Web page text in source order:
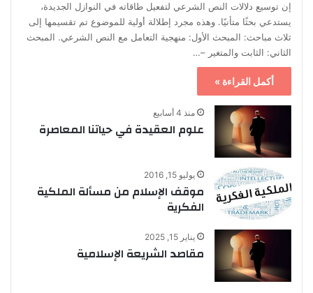
إن توسيع دلالات النص الشرعي لتفعيل طاقاته في النوازل الجديدة،
يستدعي بحثًا متأنيًا. وهذه مجرد إطلالة أولية للموضوع تم تقسيمها إلى
ثلاث مباحث: المبحث الأول: منهجية التعامل مع النص الشرعي. المبحث
الثاني: الثابت والمتغير –…
أكمل القراءة »
منذ 4 أسابيع
علوم العقيدة في حياتنا المعاصرة
يوليو 15, 2016
موقف الإسلام من مسألة الملكية
الفكرية
يناير 15, 2025
مقاصد الشريعة الإسلامية